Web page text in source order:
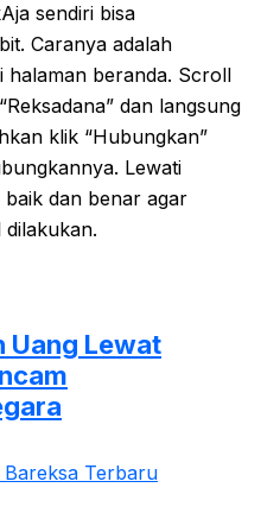
sendiri bisa
Caranya adalah
halaman beranda. Scroll
dan langsung
klik “Hubungkan”
Lewati
dan benar agar
Uang Lewat
Terbaru